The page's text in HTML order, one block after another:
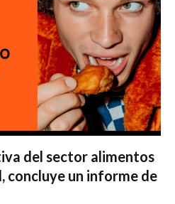
del sector alimentos
concluye un informe de